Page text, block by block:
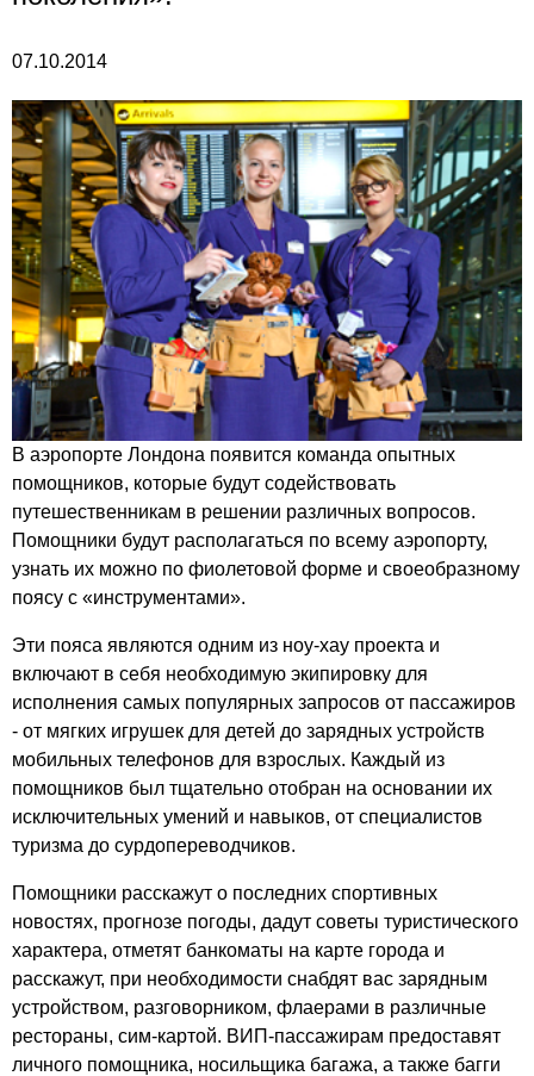
07.10.2014
В аэропорте Лондона появится команда опытных
помощников, которые будут содействовать
путешественникам в решении различных вопросов.
Помощники будут располагаться по всему аэропорту,
узнать их можно по фиолетовой форме и своеобразному
поясу с «инструментами».
Эти пояса являются одним из ноу-хау проекта и
включают в себя необходимую экипировку для
исполнения самых популярных запросов от пассажиров
- от мягких игрушек для детей до зарядных устройств
мобильных телефонов для взрослых. Каждый из
помощников был тщательно отобран на основании их
исключительных умений и навыков, от специалистов
туризма до сурдопереводчиков.
Помощники расскажут о последних спортивных
новостях, прогнозе погоды, дадут советы туристического
характера, отметят банкоматы на карте города и
расскажут, при необходимости снабдят вас зарядным
устройством, разговорником, флаерами в различные
рестораны, сим-картой. ВИП-пассажирам предоставят
личного помощника, носильщика багажа, а также багги